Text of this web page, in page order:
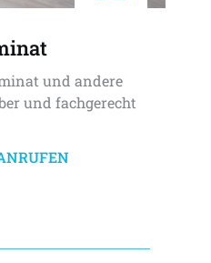
und andere
und fachgerecht